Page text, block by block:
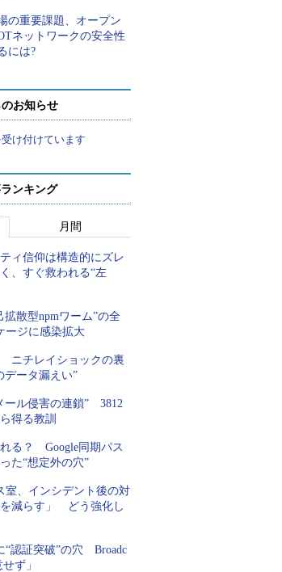
の重要課題、オープン
ネットワークの安全性
には?
お知らせ
け付けています
ンキング
月間
ィ信仰は構造的にズレ
、すぐ救われる“左
拡散型npmワーム”の全
ジに感染拡大
ニチレイショックの裏
データ漏えい”
ール侵害の連鎖” 3812
得る教訓
る？ Google同期パス
た“想定外の穴”
室、インシデント後の対
減らす」 どう強化し
“認証突破”の穴 Broadc
ず」